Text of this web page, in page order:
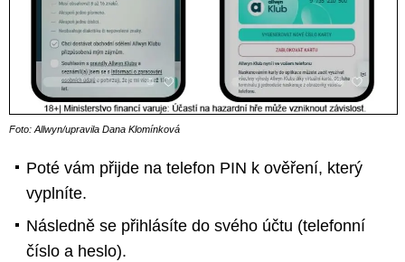
Foto: Allwyn/upravila Dana Klomínková
Poté vám přijde na telefon PIN k ověření, který
vyplníte.
Následně se přihlásíte do svého účtu (telefonní
číslo a heslo).